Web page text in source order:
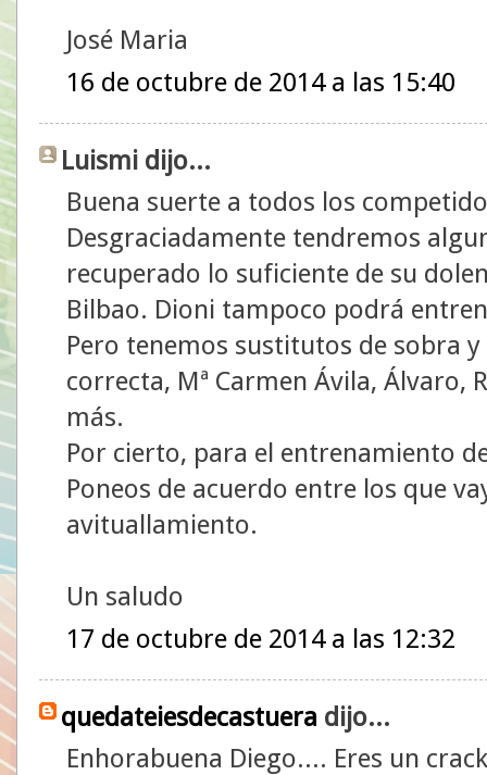
José Maria
16 de octubre de 2014 a las 15:40
Luismi dijo...
Buena suerte a todos los
Desgraciadamente tendremos
recuperado lo suficiente de su
Bilbao. Dioni tampoco podrá
Pero tenemos sustitutos de sobra
correcta, Mª Carmen Ávila, Álvaro,
más.
Por cierto, para el entrenamiento
Poneos de acuerdo entre los que
avituallamiento.
Un saludo
17 de octubre de 2014 a las 12:32
quedateiesdecastuera dijo...
Enhorabuena Diego.... Eres un